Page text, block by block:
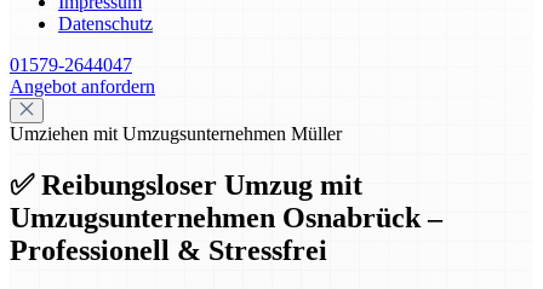
Datenschutz
01579-2644047
Angebot anfordern
Umziehen mit Umzugsunternehmen Müller
✅ Reibungsloser Umzug mit
Umzugsunternehmen Osnabrück –
Professionell & Stressfrei